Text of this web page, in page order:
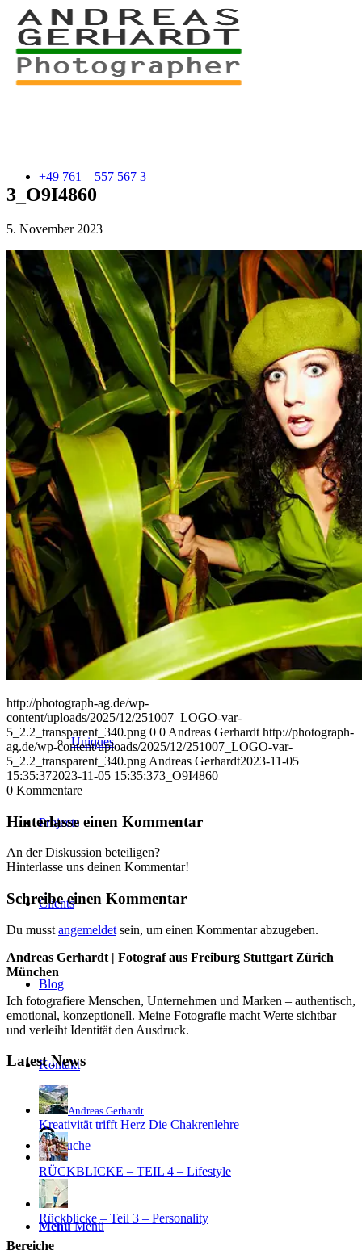
+49 761 – 557 567 3
myStory
Portfolio
People
Lifestyle
Corporate
Sports
Uniques
Projects
Clients
Blog
Kontakt
Suche
Menü Menü
3_O9I4860
5. November 2023
http://photograph-ag.de/wp-
content/uploads/2025/12/251007_LOGO-var-
5_2.2_transparent_340.png 0 0 Andreas Gerhardt http://photograph-
ag.de/wp-content/uploads/2025/12/251007_LOGO-var-
5_2.2_transparent_340.png Andreas Gerhardt2023-11-05
15:35:372023-11-05 15:35:373_O9I4860
0 Kommentare
Hinterlasse einen Kommentar
An der Diskussion beteiligen?
Hinterlasse uns deinen Kommentar!
Schreibe einen Kommentar
Du musst angemeldet sein, um einen Kommentar abzugeben.
Andreas Gerhardt | Fotograf aus Freiburg Stuttgart Zürich
München
Ich fotografiere Menschen, Unternehmen und Marken – authentisch,
emotional, konzeptionell. Meine Fotografie macht Werte sichtbar
und verleiht Identität den Ausdruck.
Latest News
Andreas Gerhardt
Kreativität trifft Herz Die Chakrenlehre
RÜCKBLICKE – TEIL 4 – Lifestyle
Rückblicke – Teil 3 – Personality
Bereiche